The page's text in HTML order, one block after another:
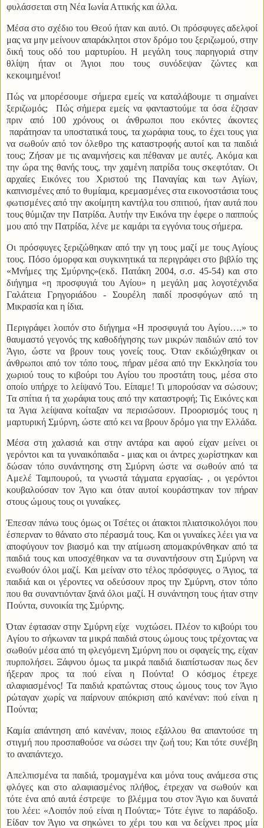
φυλάσσεται στη Νέα Ιωνία Αττικής και άλλα.
Μέσα στο σχέδιο του Θεού ήταν και αυτό. Οι πρόσφυγες αδελφοί
μας να μην μείνουν απαράκλητοι στον δρόμο του ξεριζωμού, στην
δική τους οδό του μαρτυρίου. Η μεγάλη τους παρηγοριά στην
θλίψη ήταν οι Άγιοι που τους συνόδεψαν ζώντες και
κεκοιμημένοι!
Πώς να μπορέσουμε σήμερα εμείς να καταλάβουμε τι σημαίνει
ξεριζωμός;
Πώς σήμερα εμείς να φανταστούμε τα όσα έζησαν
πριν από 100 χρόνους οι άνθρωποι που εκόντες άκοντες
παράτησαν τα υποστατικά τους, τα χωράφια τους, το έχει τους για
να σωθούν από τον όλεθρο της καταστροφής αυτοί και τα παιδιά
τους; Ζήσαν με τις αναμνήσεις και πέθαναν με αυτές. Ακόμα και
την ώρα της θανής τους, την χαμένη πατρίδα τους σκεφτόταν. Οι
αρχαίες Εικόνες του Χριστού της Παναγίας και των Αγίων,
καπνισμένες από το θυμίαμα, κρεμασμένες στα εικονοστάσια τους
φωτισμένες από την ακοίμητη καντήλα του σπιτιού, ήταν αυτά που
τους θύμιζαν την Πατρίδα. Αυτήν την Εικόνα την έφερε ο παππούς
μου από την Πατρίδα, λένε με καμάρι τα εγγόνια τους σήμερα.
Οι πρόσφυγες ξεριζώθηκαν από την γη τους μαζί με τους Αγίους
τους. Πόσο όμορφα και συγκινητικά τα περιγράφει στο βιβλίο της
«Μνήμες της Σμύρνης»(εκδ. Πατάκη 2004, σ.σ. 45-54) και στο
διήγημα «η προσφυγιά του Αγίου» η μεγάλη μας λογοτέχνιδα
Γαλάτεια Γρηγοριάδου - Σουρέλη παιδί προσφύγων από τη
Μικρασία και η ίδια.
Περιγράφει λοιπόν στο διήγημα «Η προσφυγιά του Αγίου….» το
θαυμαστό γεγονός της καθοδήγησης των μικρών παιδιών από τον
Άγιο, ώστε να βρουν τους γονείς τους. Όταν εκδιώχθηκαν οι
άνθρωποι από τον τόπο τους, πήραν μέσα από την Εκκλησία του
χωριού τους το κιβούρι του Αγίου του προστάτη τους, μέσα στο
οποίο υπήρχε το λείψανό Του. Είπαμε! Τι μπορούσαν να σώσουν;
Τα σπίτια ή τα χωράφια τους από την καταστροφή; Τις Εικόνες και
τα Άγια λείψανα κοίταξαν να περισώσουν. Προορισμός τους η
μαρτυρική Σμύρνη, ώστε από κει να βρουν δρόμο για την Ελλάδα.
Μέσα στη χαλασιά και στην αντάρα και αφού είχαν μείνει οι
γερόντοι και τα γυναικόπαιδα - μιας και οι άντρες χωρίστηκαν και
δώσαν τόπο συνάντησης στη Σμύρνη ώστε να σωθούν από τα
Αμελέ Ταμπουρού, τα γνωστά τάγματα εργασίας- , οι γερόντοι
κουβαλούσαν τον Άγιο και όταν αυτοί κουράστηκαν τον πήραν
στους ώμους τους οι γυναίκες.
Έπεσαν πάνω τους όμως οι Τσέτες οι άτακτοι πλιατσικολόγοι που
έσπερναν το θάνατο στο πέρασμά τους. Και οι γυναίκες λέει για να
αποφύγουν τον βιασμό και την ατίμωση απομακρύνθηκαν από τα
παιδιά τους και υποσχέθηκαν να τα συναντήσουν στη Σμύρνη να
ενωθούν όλοι μαζί. Και μείναν στο τέλος πρόσφυγες, ο Άγιος, τα
παιδιά και οι γέροντες να οδεύσουν προς την Σμύρνη, στον τόπο
που θα συναντιόνταν ξανά όλοι μαζί. Η συνάντηση τους ήταν στην
Πούντα, συνοικία της Σμύρνης.
Όταν έφτασαν στην Σμύρνη είχε
νυχτώσει. Πλέον το κιβούρι του
Αγίου το σήκωναν τα μικρά παιδιά στους ώμους τους τρέχοντας να
σωθούν μέσα από τη φλεγόμενη Σμύρνη που οι σφαγείς της, είχαν
πυρπολήσει. Ξάφνου όμως τα μικρά παιδιά διαπίστωσαν πως δεν
ήξεραν προς τα πού είναι η Πούντα! Ο κόσμος έτρεχε
αλαφιασμένος! Τα παιδιά κρατώντας στους ώμους τους τον Άγιο
ρώταγαν χωρίς να παίρνουν απόκριση από κανέναν: πού είναι η
Πούντα;
Καμία απάντηση από κανέναν, ποιος εξάλλου θα απαντούσε τη
στιγμή που προσπαθούσε να σώσει την ζωή του; Και τότε συνέβη
το αναπάντεχο.
Απελπισμένα τα παιδιά, τρομαγμένα και μόνα τους ανάμεσα στις
φλόγες και στο αλαφιασμένος πλήθος, έτρεχαν να σωθούν και
τότε ένα από αυτά έστρεψε
το βλέμμα του στον Άγιο και δυνατά
του λέει: «Λοιπόν πού είναι η Πούντα;» Τότε έγινε το παράδοξο.
Είδαν τον Άγιο να σηκώνει το χέρι του και να δείχνει προς μία